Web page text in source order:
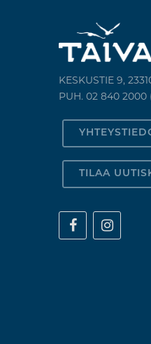
KESKUSTIE 9,
PUH. 02 840 2000
TILAA